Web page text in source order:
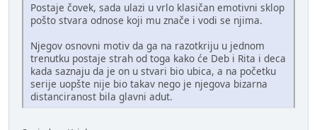
Postaje čovek, sada ulazi u vrlo klasičan emotivni sklop
pošto stvara odnose koji mu znače i vodi se njima.
Njegov osnovni motiv da ga na razotkriju u jednom
trenutku postaje strah od toga kako će Deb i Rita i deca
kada saznaju da je on u stvari bio ubica, a na početku
serije uopšte nije bio takav nego je njegova bizarna
distanciranost bila glavni adut.